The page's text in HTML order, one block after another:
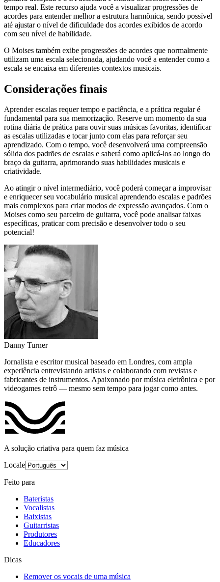
tempo real. Este recurso ajuda você a visualizar progressões de
acordes para entender melhor a estrutura harmônica, sendo possível
até ajustar o nível de dificuldade dos acordes exibidos de acordo
com seu nível de habilidade.
O Moises também exibe progressões de acordes que normalmente
utilizam uma escala selecionada, ajudando você a entender como a
escala se encaixa em diferentes contextos musicais.
Considerações finais
Aprender escalas requer tempo e paciência, e a prática regular é
fundamental para sua memorização. Reserve um momento da sua
rotina diária de prática para ouvir suas músicas favoritas, identificar
as escalas utilizadas e tocar junto com elas para reforçar seu
aprendizado. Com o tempo, você desenvolverá uma compreensão
sólida dos padrões de escalas e saberá como aplicá-los ao longo do
braço da guitarra, aprimorando suas habilidades musicais e
criatividade.
Ao atingir o nível intermediário, você poderá começar a improvisar
e enriquecer seu vocabulário musical aprendendo escalas e padrões
mais complexos para criar modos de expressão avançados. Com o
Moises como seu parceiro de guitarra, você pode analisar faixas
específicas, praticar com precisão e desenvolver todo o seu
potencial!
Danny Turner
Jornalista e escritor musical baseado em Londres, com ampla
experiência entrevistando artistas e colaborando com revistas e
fabricantes de instrumentos. Apaixonado por música eletrônica e por
videogames retrô — mesmo sem tempo para jogar como antes.
A solução criativa para quem faz música
Locale
Feito para
Bateristas
Vocalistas
Baixistas
Guitarristas
Produtores
Educadores
Dicas
Remover os vocais de uma música